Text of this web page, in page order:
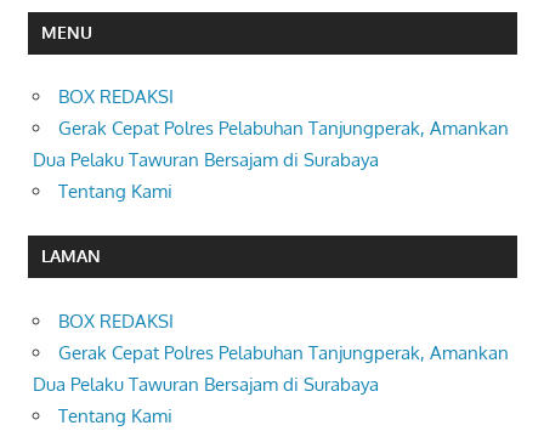
MENU
BOX REDAKSI
Gerak Cepat Polres Pelabuhan Tanjungperak, Amankan
Dua Pelaku Tawuran Bersajam di Surabaya
Tentang Kami
LAMAN
BOX REDAKSI
Gerak Cepat Polres Pelabuhan Tanjungperak, Amankan
Dua Pelaku Tawuran Bersajam di Surabaya
Tentang Kami